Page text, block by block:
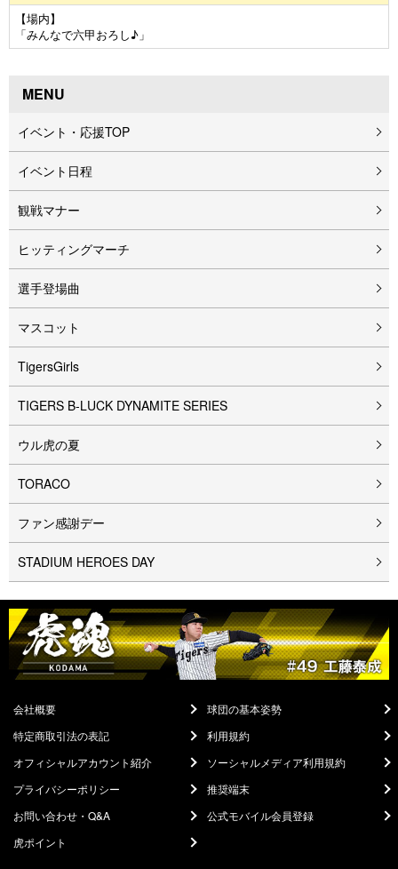
【場内】
「みんなで六甲おろし♪」
MENU
イベント・応援TOP
イベント⽇程
観戦マナー
ヒッティングマーチ
選手登場曲
マスコット
TigersGirls
TIGERS B-LUCK DYNAMITE SERIES
ウル⻁の夏
TORACO
ファン感謝デー
STADIUM HEROES DAY
会社概要
球団の基本姿勢
特定商取引法の表記
利用規約
オフィシャルアカウント紹介
ソーシャルメディア利用規約
プライバシーポリシー
推奨端末
お問い合わせ・Q&A
公式モバイル会員登録
虎ポイント